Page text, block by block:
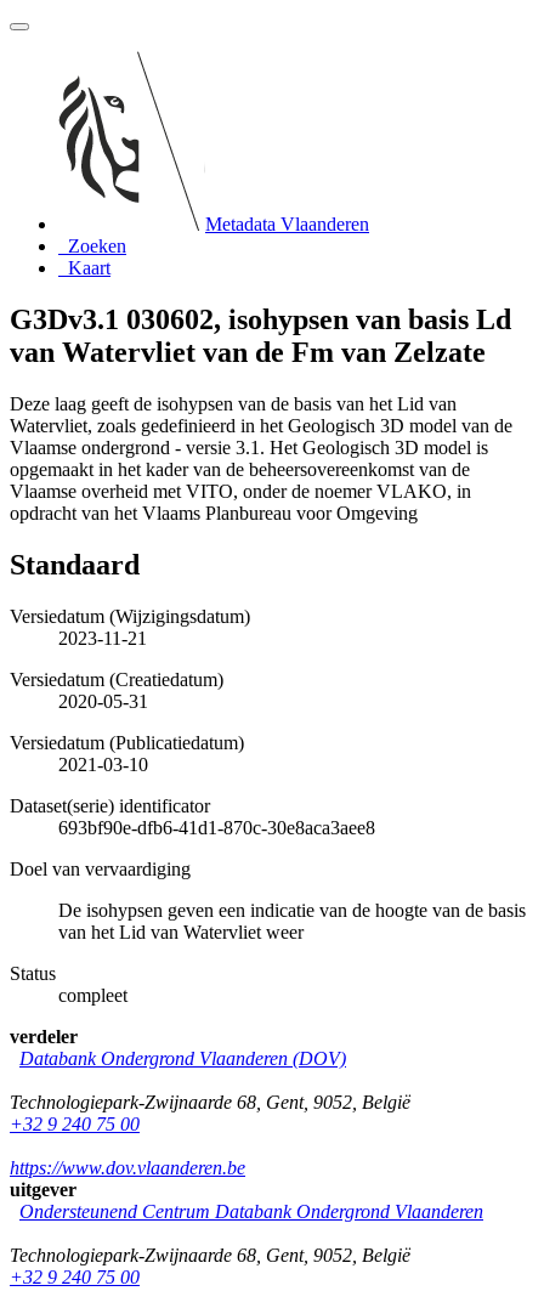
Metadata Vlaanderen
Zoeken
Kaart
G3Dv3.1 030602, isohypsen van basis Ld
van Watervliet van de Fm van Zelzate
Deze laag geeft de isohypsen van de basis van het Lid van
Watervliet, zoals gedefinieerd in het Geologisch 3D model van de
Vlaamse ondergrond - versie 3.1. Het Geologisch 3D model is
opgemaakt in het kader van de beheersovereenkomst van de
Vlaamse overheid met VITO, onder de noemer VLAKO, in
opdracht van het Vlaams Planbureau voor Omgeving
Standaard
Versiedatum (Wijzigingsdatum)
2023-11-21
Versiedatum (Creatiedatum)
2020-05-31
Versiedatum (Publicatiedatum)
2021-03-10
Dataset(serie) identificator
693bf90e-dfb6-41d1-870c-30e8aca3aee8
Doel van vervaardiging
De isohypsen geven een indicatie van de hoogte van de basis
van het Lid van Watervliet weer
Status
compleet
verdeler
Databank Ondergrond Vlaanderen (DOV)
Technologiepark-Zwijnaarde 68 Gent, 9052 België
+32 9 240 75 00
https://www.dov.vlaanderen.be
uitgever
Ondersteunend Centrum Databank Ondergrond Vlaanderen
Technologiepark-Zwijnaarde 68 Gent, 9052 België
+32 9 240 75 00